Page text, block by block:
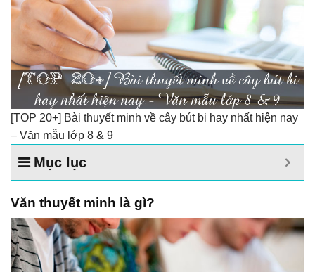
[TOP 20+] Bài thuyết minh về cây bút bi hay nhất hiện nay
– Văn mẫu lớp 8 & 9
Mục lục
Văn thuyết minh là gì?